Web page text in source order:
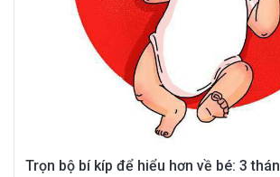
Trọn bộ bí kíp để hiểu hơn về bé: 3